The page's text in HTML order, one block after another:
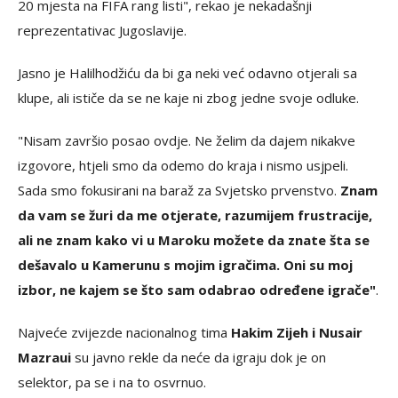
20 mjesta na FIFA rang listi", rekao je nekadašnji
reprezentativac Jugoslavije.
Jasno je Halilhodžiću da bi ga neki već odavno otjerali sa
klupe, ali ističe da se ne kaje ni zbog jedne svoje odluke.
"Nisam završio posao ovdje. Ne želim da dajem nikakve
izgovore, htjeli smo da odemo do kraja i nismo usjpeli.
Sada smo fokusirani na baraž za Svjetsko prvenstvo. Znam
da vam se žuri da me otjerate, razumijem frustracije,
ali ne znam kako vi u Maroku možete da znate šta se
dešavalo u Kamerunu s mojim igračima. Oni su moj
izbor, ne kajem se što sam odabrao određene igrače".
Najveće zvijezde nacionalnog tima Hakim Zijeh i Nusair
Mazraui su javno rekle da neće da igraju dok je on
selektor, pa se i na to osvrnuo.